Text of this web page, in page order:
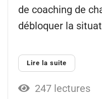
de coaching de
débloquer la
Lire la suite
247 lectures